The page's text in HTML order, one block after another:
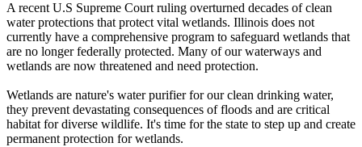
A recent U.S Supreme Court ruling overturned decades of clean
water protections that protect vital wetlands. Illinois does not
currently have a comprehensive program to safeguard wetlands that
are no longer federally protected. Many of our waterways and
wetlands are now threatened and need protection.
Wetlands are nature's water purifier for our clean drinking water,
they prevent devastating consequences of floods and are critical
habitat for diverse wildlife. It's time for the state to step up and create
permanent protection for wetlands.